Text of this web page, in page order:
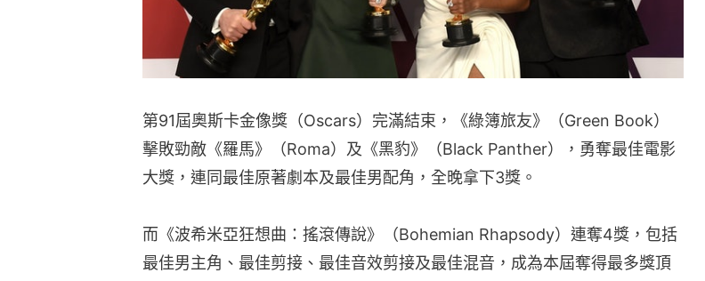
第91屆奧斯卡金像獎（Oscars）完滿結束，《綠簿旅友》（Green Book）
擊敗勁敵《羅馬》（Roma）及《黑豹》（Black Panther），勇奪最佳電影
大獎，連同最佳原著劇本及最佳男配角，全晚拿下3獎。
而《波希米亞狂想曲：搖滾傳說》（Bohemian Rhapsody）連奪4獎，包括
最佳男主角、最佳剪接、最佳音效剪接及最佳混音，成為本屆奪得最多獎頂